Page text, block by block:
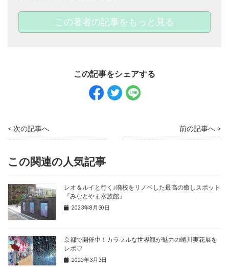
この著者の記事をもっと見る
< 次の記事へ 前の記事へ >
この関連の人気記事
レオ＆ルイと行く♪廃校をリノベした最高の癒しスポット
『みなとやま水族館』
2023年8月30日
京都で開催中！カラフルな世界観が魅力の蜷川実花展を
レポ♡
2025年3月3日